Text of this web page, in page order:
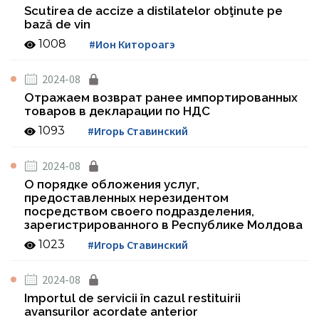
Scutirea de accize a distilatelor obţinute pe
bază de vin
1008 #Ион Китороагэ
2024-08
Отражаем возврат ранее импортированных
товаров в декларации по НДС
1093 #Игорь Ставинский
2024-08
О порядке обложения услуг,
предоставленных нерезидентом
посредством своего подразделения,
зарегистрированного в Республике Молдова
1023 #Игорь Ставинский
2024-08
Importul de servicii în cazul restituirii
avansurilor acordate anterior